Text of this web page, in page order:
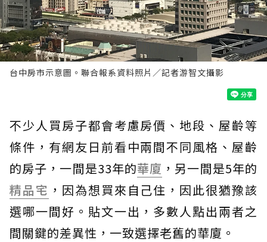
台中房市示意圖。聯合報系資料照片／記者游智文攝影
不少人買房子都會考慮房價、地段、屋齡等
條件，有網友日前看中兩間不同風格、屋齡
的房子，一間是33年的華廈 ，另一間是5年的
精品宅 ，因為想買來自己住，因此很猶豫該
選哪一間好。貼文一出，多數人點出兩者之
間關鍵的差異性，一致選擇老舊的華廈。